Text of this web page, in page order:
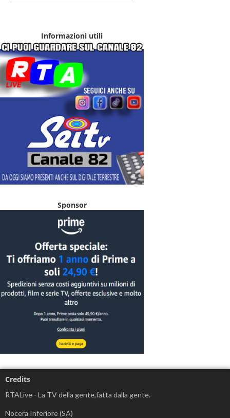
Informazioni utili
Sponsor
Credits
RTALive - La TV della gente,fatta dalla gente.
Nocera Inferiore (SA)